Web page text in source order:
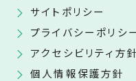
サイトポリシー
プライバシーポリシ
アクセシビリティ方針
個人情報保護方針